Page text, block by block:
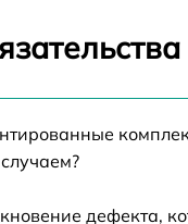
тепловизора
дефекта,